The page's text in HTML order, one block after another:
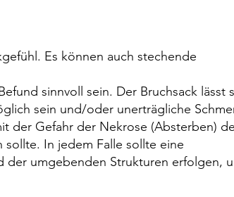
Es können auch stechende
sinnvoll sein. Der Bruchsack lässt
sein und/oder unerträgliche
der Gefahr der Nekrose (Absterben)
sollte. In jedem Falle sollte eine
der umgebenden Strukturen erfolgen,